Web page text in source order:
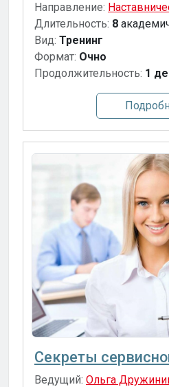
Направление:
Длительность: 8
Вид: Тренинг
Формат: Очно
Продолжительность: 1
Секреты
Ведущий: Ольга